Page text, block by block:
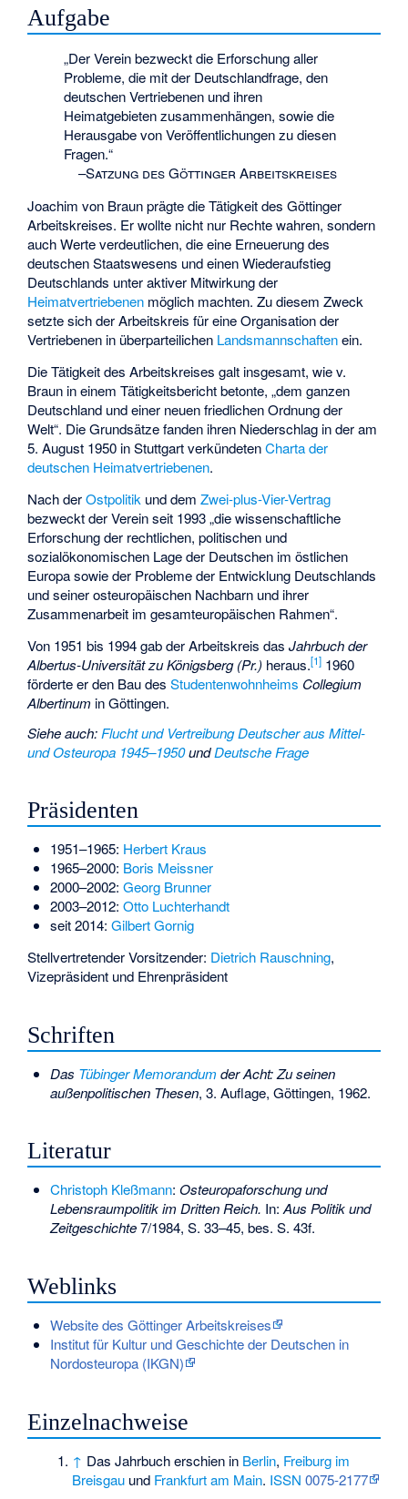
Aufgabe
„Der Verein bezweckt die Erforschung aller
Probleme, die mit der Deutschlandfrage, den
deutschen Vertriebenen und ihren
Heimatgebieten zusammenhängen, sowie die
Herausgabe von Veröffentlichungen zu diesen
Fragen.“
–Satzung des Göttinger Arbeitskreises
Joachim von Braun prägte die Tätigkeit des Göttinger
Arbeitskreises. Er wollte nicht nur Rechte wahren, sondern
auch Werte verdeutlichen, die eine Erneuerung des
deutschen Staatswesens und einen Wiederaufstieg
Deutschlands unter aktiver Mitwirkung der
Heimatvertriebenen möglich machten. Zu diesem Zweck
setzte sich der Arbeitskreis für eine Organisation der
Vertriebenen in überparteilichen Landsmannschaftenein.
Die Tätigkeit des Arbeitskreises galt insgesamt, wie v.
Braun in einem Tätigkeitsbericht betonte, „dem ganzen
Deutschland und einer neuen friedlichen Ordnung der
Welt“. Die Grundsätze fanden ihren Niederschlag in der am
5. August 1950 in Stuttgart verkündetenCharta der
deutschen Heimatvertriebenen.
Nach derOstpolitik und demZwei-plus-Vier-Vertrag
bezweckt der Verein seit 1993 „die wissenschaftliche
Erforschung der rechtlichen, politischen und
sozialökonomischen Lage der Deutschen im östlichen
Europa sowie der Probleme der Entwicklung Deutschlands
und seiner osteuropäischen Nachbarn und ihrer
Zusammenarbeit im gesamteuropäischen Rahmen“.
Von 1951 bis 1994 gab der Arbeitskreis dasJahrbuch der
Albertus-Universität zu Königsberg (Pr.) heraus.[1] 1960
förderte er den Bau desStudentenwohnheims Collegium
Albertinum in Göttingen.
Siehe auch: Flucht und Vertreibung Deutscher aus Mittel-
und Osteuropa 1945–1950undDeutsche Frage
Präsidenten
1951–1965: Herbert Kraus
1965–2000: Boris Meissner
2000–2002: Georg Brunner
2003–2012: Otto Luchterhandt
seit 2014: Gilbert Gornig
Stellvertretender Vorsitzender: Dietrich Rauschning,
Vizepräsident und Ehrenpräsident
Schriften
Das Tübinger Memorandum der Acht: Zu seinen
außenpolitischen Thesen, 3. Auflage, Göttingen, 1962.
Literatur
Christoph Kleßmann: Osteuropaforschung und
Lebensraumpolitik im Dritten Reich. In:Aus Politik und
Zeitgeschichte7/1984, S. 33–45, bes. S. 43f.
Weblinks
Website des Göttinger Arbeitskreises
Institut für Kultur und Geschichte der Deutschen in
Nordosteuropa (IKGN)
Einzelnachweise
↑ Das Jahrbuch erschien in Berlin, Freiburg im
Breisgau und Frankfurt am Main. ISSN 0075-2177